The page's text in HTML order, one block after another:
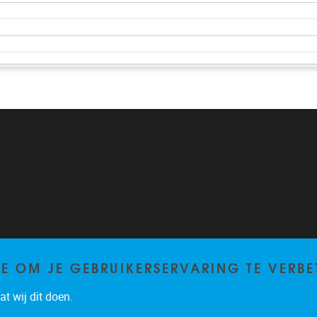
JE GEBRUIKERSERVARING TE
wij dit doen.